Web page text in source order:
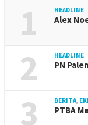
1 HEADLINE
Alex
2 HEADLINE
PN
3 BERITA,
PTBA